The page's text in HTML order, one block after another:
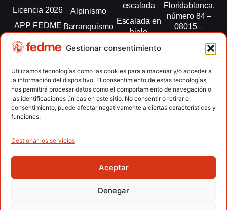
Gestionar consentimiento
Utilizamos tecnologías como las cookies para almacenar y/o acceder a
la información del dispositivo. El consentimiento de estas tecnologías
nos permitirá procesar datos como el comportamiento de navegación o
las identificaciones únicas en este sitio. No consentir o retirar el
consentimiento, puede afectar negativamente a ciertas características y
funciones.
Gestionar los servicios
Aceptar
Denegar
Licencia 2026
APP FEDME
Transparencia
autonómicas
Clubes
Contacto
Alpinismo
Barranquismo
montaña
Escalada
Escalada
paralimpica
escalada
Escalada en
hielo
Esquí de
Marcha
Nórdica
Raquetas de
nieve
Floridablanca,
número 84 –
08015 –
fedme@fedme.es
934 264 267
Copyright © 2026 Federación Española de Deportes de
Montaña y Escalada | Desarrollado porTOOOLS